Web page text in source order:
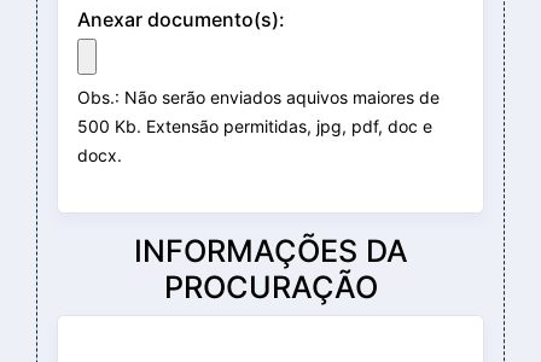
Anexar documento(s):
Obs.: Não serão enviados aquivos maiores de
500 Kb. Extensão permitidas, jpg, pdf, doc e
docx.
INFORMAÇÕES DA
PROCURAÇÃO